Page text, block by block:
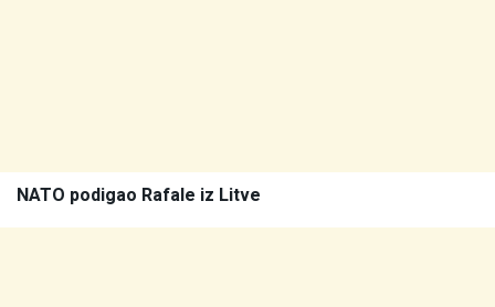
NATO podigao Rafale iz Litve